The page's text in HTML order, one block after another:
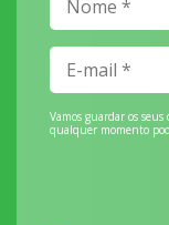
Vamos guardar os
qualquer momento